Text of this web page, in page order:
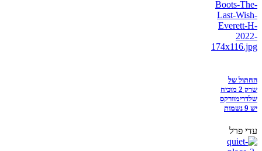
החתול של
שרק 2 מוכיח
שלדרימוורקס
יש 9 נשמות
עדי פרל